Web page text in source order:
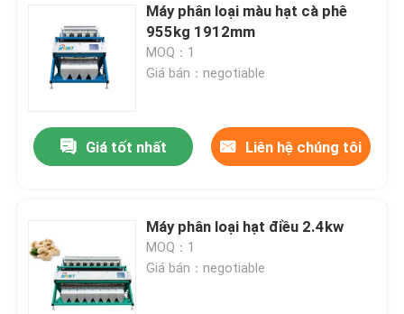
Về chúng tôi
Tham quan nhà máy
Liên hệ chúng tôi
Tin tức
Máy phân loại màu hạt cà phê
955kg 1912mm
MOQ：1
Giá bán：negotiable
Giá tốt nhất Liên hệ chúng tôi
Máy phân loại hạt điều 2.4kw
MOQ：1
Giá bán：negotiable